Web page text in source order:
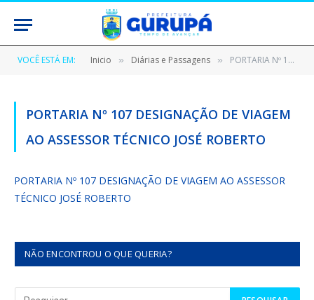
VOCÊ ESTÁ EM: Inicio » Diárias e Passagens » PORTARIA Nº 107 DESIGNAÇÃO DE VIAGEM AO ASSESSOR TÉCNICO JOSÉ ROBERTO
PORTARIA Nº 107 DESIGNAÇÃO DE VIAGEM
AO ASSESSOR TÉCNICO JOSÉ ROBERTO
PORTARIA Nº 107 DESIGNAÇÃO DE VIAGEM AO ASSESSOR
TÉCNICO JOSÉ ROBERTO
NÃO ENCONTROU O QUE QUERIA?